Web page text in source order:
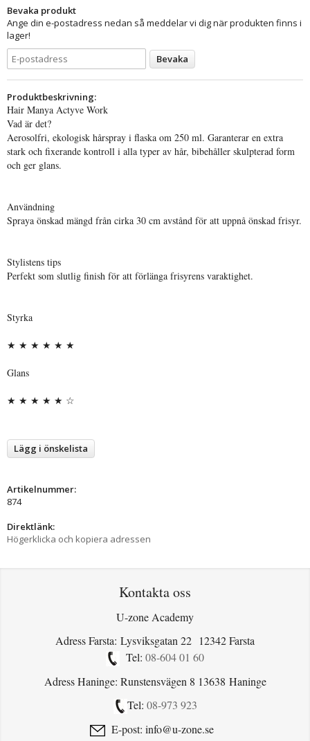
Bevaka produkt
Ange din e-postadress nedan så meddelar vi dig när produkten finns i
lager!
Bevaka
Produktbeskrivning:
Hair Manya Actyve Work
Vad är det?
Aerosolfri, ekologisk hårspray i flaska om 250 ml. Garanterar en extra
stark och fixerande kontroll i alla typer av hår, bibehåller skulpterad form
och ger glans.
Användning
Spraya önskad mängd från cirka 30 cm avstånd för att uppnå önskad frisyr.
Stylistens tips
Perfekt som slutlig finish för att förlänga frisyrens varaktighet.
Styrka
★ ★ ★ ★ ★ ★
Glans
★ ★ ★ ★ ★ ☆
Lägg i önskelista
Artikelnummer:
874
Direktlänk:
Högerklicka och kopiera adressen
Kontakta oss
U-zone Academy
Adress Farsta: Lysviksgatan 22 12342 Farsta
Tel: 08-604 01 60
Adress Haninge: Runstensvägen 8 13638 Haninge
Tel: 08-973 923
E-post: info@u-zone.se